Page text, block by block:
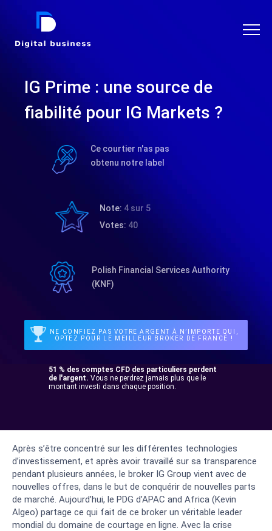
DIGITAL BUSINESS
IG Prime : une source de
fiabilité pour IG Markets ?
Ce courtier n'as pas
obtenu notre label
Note: 4 sur 5
Votes: 40
Polish Financial Services Authority
(KNF)
NE CONFIEZ PAS VOTRE ARGENT À N’IMPORTE QUI,
OPTEZ POUR LE MEILLEUR BROKER DE FRANCE !
51 % des comptes CFD des particuliers perdent
de l'argent. Vous ne perdrez jamais plus que le
montant investi dans chaque position.
Après s’être concentré sur les différentes technologies
d’investissement, et après avoir travaillé sur sa transparence
pendant plusieurs années, le broker IG Group vient avec de
nouvelles offres, dans le but de conquérir de nouvelles parts
de marché. Aujourd’hui, le PDG d’APAC and Africa (Kevin
Algeo) partage ce qui fait de ce broker un véritable leader
mondial du domaine de courtage en ligne. Avec la crise